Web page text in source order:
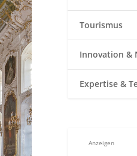
Tourismus
Innovation &
Expertise &
Anzeigen